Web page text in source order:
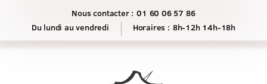
Nous contacter : 01 60 06 57 86
Horaires : 8h-12h 14h-18h